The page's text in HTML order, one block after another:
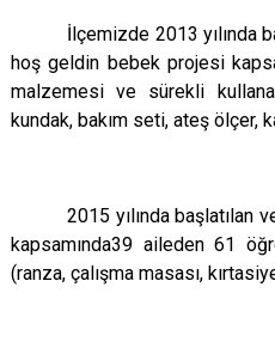
İlçemizde 2013 yılında
hoş geldin bebek projesi
malzemesi ve sürekli
kundak, bakım seti, ateş ölçer,
2015 yılında başlatılan
kapsamında39 aileden 61
(ranza, çalışma masası,